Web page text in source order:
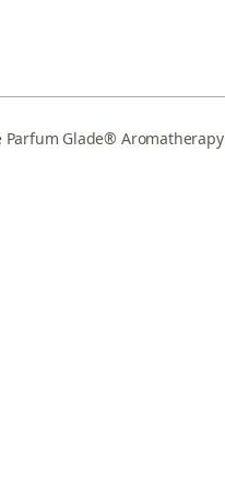
Parfum Glade® Aromatherapy